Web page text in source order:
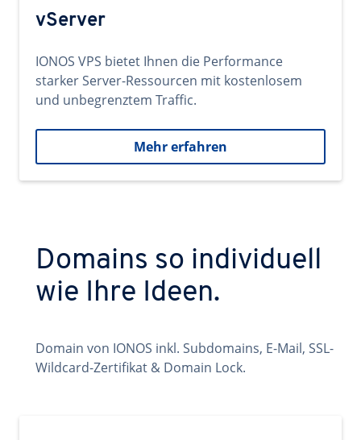
vServer
IONOS VPS bietet Ihnen die Performance
starker Server-Ressourcen mit kostenlosem
und unbegrenztem Traffic.
Mehr erfahren
Domains so individuell
wie Ihre Ideen.
Domain von IONOS inkl. Subdomains, E-Mail, SSL-
Wildcard-Zertifikat & Domain Lock.